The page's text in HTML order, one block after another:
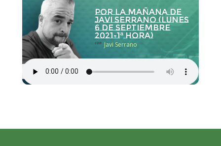
Por la Mañana de
Javi Serrano (lunes
6 de septiembre
2021-1ª hora)
con Javi Serrano